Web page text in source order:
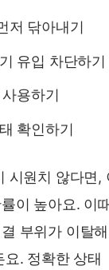
저 닦아내기
유입 차단하기
용하기
확인하기
시원치 않다면,
이 높아요. 이
부위가 이탈
. 정확한 상태